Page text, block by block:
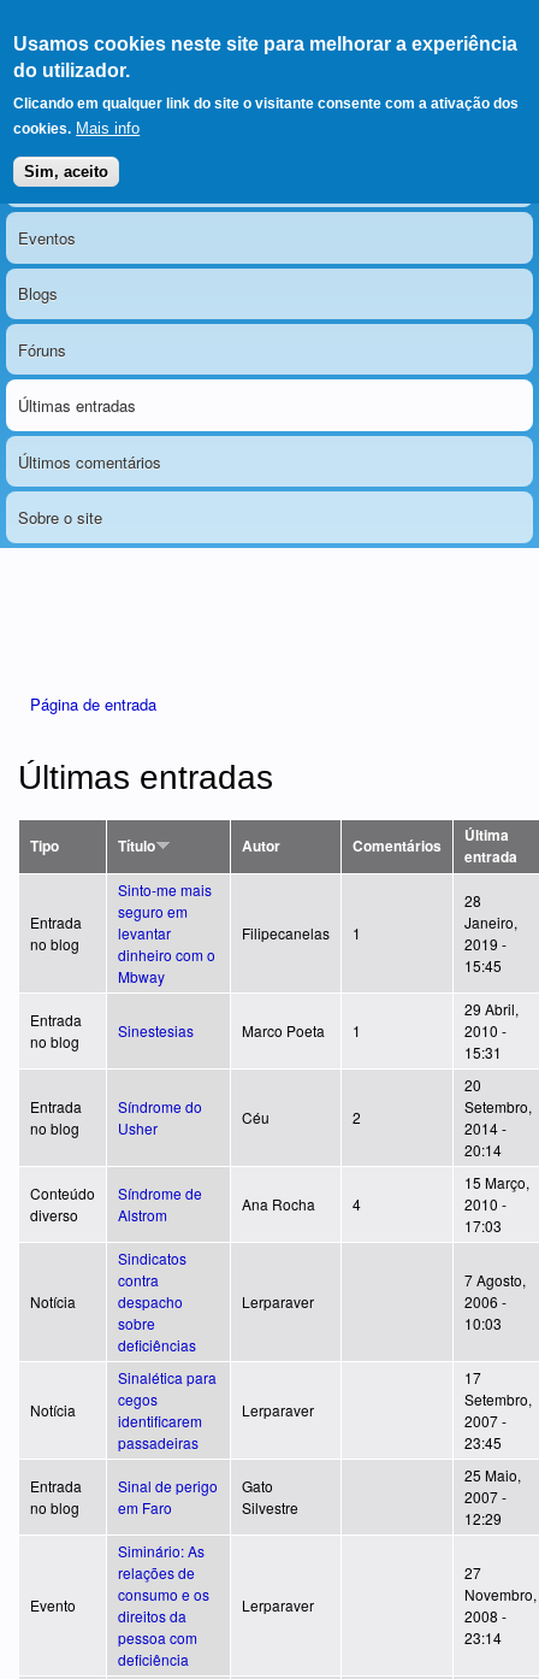
Usamos cookies neste site para melhorar a experiência
do utilizador.
Clicando em qualquer link do site o visitante consente com a ativação dos
cookies. Mais info
Sim, aceito
LERPARAVER , ir para a
página principal
O portal da visão diferente
Menu principal
Notícias
Eventos
Blogs
Fóruns
Últimas entradas
Últimos comentários
Sobre o site
Página de entrada
Últimas entradas
Tipo Título Autor Comentários
Última
entrada
Entrada
no blog
Sinto-me mais
seguro em
levantar
dinheiro com o
Mbway
Filipecanelas 1
28
Janeiro,
2019 -
15:45
Entrada
no blog
Sinestesias Marco Poeta 1
29 Abril,
2010 -
15:31
Entrada
no blog
Síndrome do
Usher
Céu 2
20
Setembro,
2014 -
20:14
Conteúdo
diverso
Síndrome de
Alstrom
Ana Rocha 4
15 Março,
2010 -
17:03
Notícia
Sindicatos
contra
despacho
sobre
deficiências
Lerparaver
7 Agosto,
2006 -
10:03
Notícia
Sinalética para
cegos
identificarem
passadeiras
Lerparaver
17
Setembro,
2007 -
23:45
Entrada
no blog
Sinal de perigo
em Faro
Gato
Silvestre
25 Maio,
2007 -
12:29
Evento
Siminário: As
relações de
consumo e os
direitos da
pessoa com
deficiência
Lerparaver
27
Novembro,
2008 -
23:14